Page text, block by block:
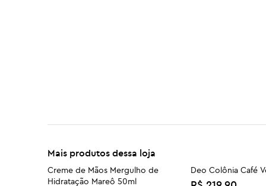
Mais produtos dessa loja
Creme de Mãos Mergulho de
Hidratação Mareô 50ml
Deo Colônia Café